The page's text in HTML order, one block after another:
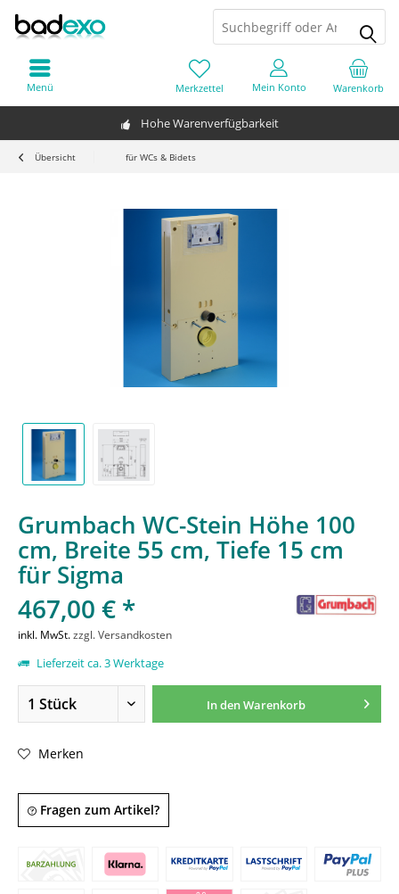
Hohe Warenverfügbarkeit
Warenkorb
Merkzettel Mein Konto
Menü
Übersicht für WCs & Bidets
Grumbach WC-Stein Höhe 100
cm, Breite 55 cm, Tiefe 15 cm
für Sigma
467,00 € *
inkl. MwSt.zzgl. Versandkosten
Lieferzeit ca. 3 Werktage
In denWarenkorb
Merken
Fragen zum Artikel?